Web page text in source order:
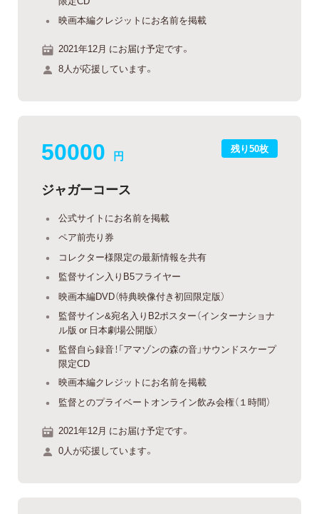
映画本編クレジットにお名前を掲載
2021年12月 にお届け予定です。
8人が応援しています。
残り50枚
50000 円
ジャガーコース
公式サイトにお名前を掲載
ペア前売り券
コレクター様限定の最新情報を共有
監督サイン入りB5フライヤー
映画本編DVD（特典映像付き初回限定版）
監督サイン&宛名入りB2ポスター（インターナショナ
ル版 or 日本劇場公開版）
監督自ら録音！「アマゾンの森の音」サウンドスケープ
限定CD
映画本編クレジットにお名前を掲載
監督とのプライベートオンライン飲み会権（１時間）
2021年12月 にお届け予定です。
0人が応援しています。